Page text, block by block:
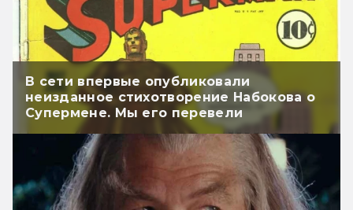
В сети впервые опубликовали
неизданное стихотворение Набокова о
Супермене. Мы его перевели